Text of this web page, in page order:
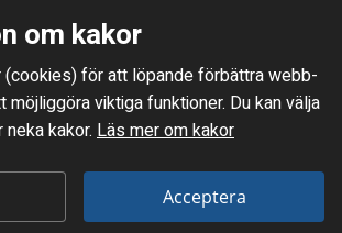
AB
om kakor
(cookies) för att löpande förbättra webb­
viktiga funktioner. Du kan välja
kakor. Läs mer om kakor
Acceptera